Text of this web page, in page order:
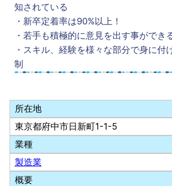
知されている
・新卒定着率は90%以上！
・若手も積極的に意見を出す事ができ
・スキル、経験を様々な部分で身に付
制
所在地
東京都府中市日新町1-1-5
業種
製造業
概要